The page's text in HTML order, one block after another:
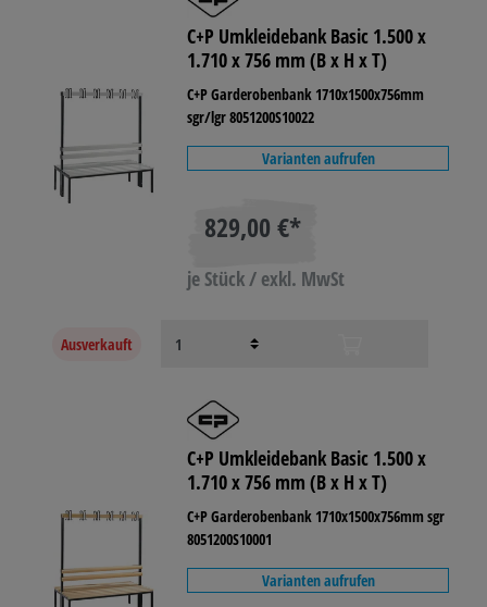
C+P Umkleidebank Basic 1.500 x
1.710 x 756 mm (B x H x T)
C+P Garderobenbank 1710x1500x756mm
sgr/lgr 8051200S10022
Varianten aufrufen
829,00 €*
je Stück / exkl. MwSt
Ausverkauft
C+P Umkleidebank Basic 1.500 x
1.710 x 756 mm (B x H x T)
C+P Garderobenbank 1710x1500x756mm sgr
8051200S10001
Varianten aufrufen